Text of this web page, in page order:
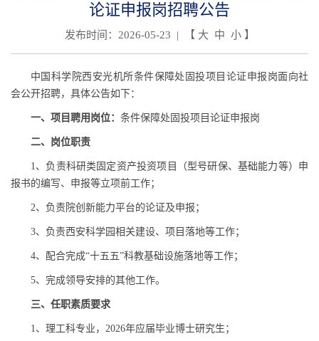
论证申报岗招聘公告
发布时间：2026-05-23 | 【 大 中 小】
中国科学院西安光机所条件保障处固投项目论证申报岗面向社
会公开招聘，具体公告如下：
一、项目聘用岗位： 条件保障处固投项目论证申报岗
二、岗位职责
1、负责科研类固定资产投资项目（型号研保、基础能力等）申
报书的编写、申报等立项前工作；
2、负责院创新能力平台的论证及申报；
3、负责西安科学园相关建设、项目落地等工作；
4、配合完成“十五五”科教基础设施落地等工作；
5、完成领导安排的其他工作。
三、任职素质要求
1、理工科专业，2026年应届毕业博士研究生；